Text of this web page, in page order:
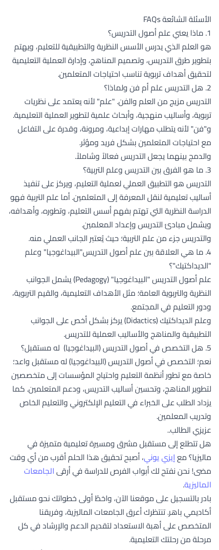
الأسئلة الشائعة FAQs
1. ماذا يعني علم أصول التدريس؟
هو العلم الذي يدرس الأسس النظرية والتطبيقية للتعليم، ويهتم
بتطوير طرق التدريس، وتصميم المناهج، وإدارة العملية التعليمية
لتحقيق أهداف تربوية تناسب احتياجات المتعلمين.
2. هل التدريس علم أم فن ولماذا؟
التدريس مزيج من العلم والفن. "علم" لأنه يعتمد على نظريات
تربوية، وأساليب منهجية، وأبحاث علمية لتطوير العملية التعليمية.
و"فن" لأنه يتطلب مهارات إبداعية، ومرونة، وقدرة على التفاعل
مع احتياجات المتعلمين بشكل فريد ومؤثر.
والدمج بينهما يجعل التدريس فعالاً وشاملاً.
3. ما هو الفرق بين التدريس وعلم التربية؟
التدريس هو التطبيق العملي لعملية التعليم، ويركز على تنفيذ
أساليب تعليمية لنقل المعرفة إلى المتعلمين. أما علم التربية فهو
الدراسة النظرية التي تهتم بفهم أسس التعليم، وتطوره، وأهدافه،
ويشمل مبادئ التدريس وإعداد المعلمين.
والتدريس جزء من علم التربية؛ حيث يُعتبر الجانب العملي منه.
4. ما هي العلاقة بين علم أصول التدريس"البيداغوجيا" وعلم
"الديداكتيك"؟
علم أصول التدريس "البيداغوجيا" (Pedagogy) يشمل الجوانب
النظرية والتربوية العامة؛ مثل الأهداف التعليمية، والقيم التربوية،
ودور التعليم في المجتمع.
وعلم الديداكتيك (Didactics) يركز بشكل أخص على الجوانب
التطبيقية والمناهج والأساليب العملية للتدريس.
5. هل التخصص في أصول التدريس (البيداغوجيا) له مستقبل؟
نعم؛ التخصص في أصول التدريس (البيداغوجيا) له مستقبل واعد؛
خاصة مع تطور أنظمة التعليم واحتياج المؤسسات إلى متخصصين
لتطوير المناهج، وتحسين أساليب التدريس، ودعم المتعلمين. كما
يزداد الطلب على الخبراء في التعليم الإلكتروني والتعليم الخاص
وتدريب المعلمين.
عزيزي الطالب..
هل تتطلع إلى مستقبل مشرق ومسيرة تعليمية متميزة في
ماليزيا؟ معإيزي يوني، أصبح تحقيق هذا الحلم أقرب من أي وقت
مضى! نحن نفتح لك أبواب الفرص للدراسة في أرقىالجامعات
الماليزية.
بادر بالتسجيل على موقعنا الآن، واخطُ أولى خطواتك نحو مستقبل
أكاديمي باهر. تنتظرك أعرق الجامعات الماليزية، وفريقنا
المتخصص على أهبة الاستعداد لتقديم الدعم والإرشاد في كل
مرحلة من رحلتك التعليمية.